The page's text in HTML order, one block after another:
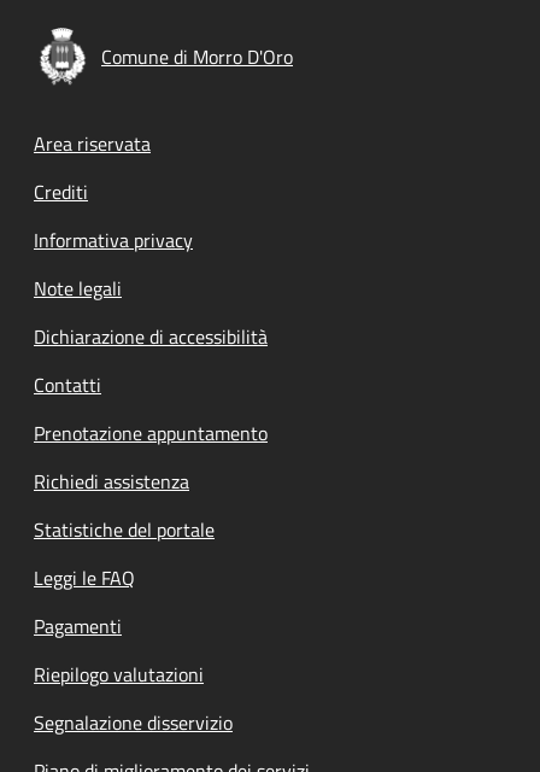
Comune di Morro D'Oro
Footer menu
Area riservata
Crediti
Informativa privacy
Note legali
Dichiarazione di accessibilità
Contatti
Prenotazione appuntamento
Richiedi assistenza
Statistiche del portale
Leggi le FAQ
Pagamenti
Riepilogo valutazioni
Segnalazione disservizio